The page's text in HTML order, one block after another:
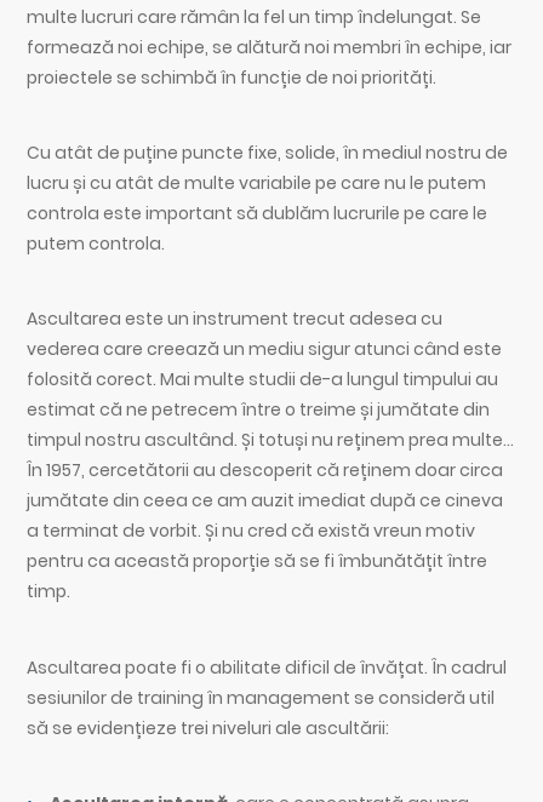
multe lucruri care rămân la fel un timp îndelungat. Se
formează noi echipe, se alătură noi membri în echipe, iar
proiectele se schimbă în funcție de noi priorități.
Cu atât de puține puncte fixe, solide, în mediul nostru de
lucru și cu atât de multe variabile pe care nu le putem
controla este important să dublăm lucrurile pe care le
putem controla.
Ascultarea este un instrument trecut adesea cu
vederea care creează un mediu sigur atunci când este
folosită corect. Mai multe studii de-a lungul timpului au
estimat că ne petrecem între o treime și jumătate din
timpul nostru ascultând. Și totuși nu reținem prea multe…
În 1957, cercetătorii au descoperit că reținem doar circa
jumătate din ceea ce am auzit imediat după ce cineva
a terminat de vorbit. Și nu cred că există vreun motiv
pentru ca această proporție să se fi îmbunătățit între
timp.
Ascultarea poate fi o abilitate dificil de învățat. În cadrul
sesiunilor de training în management se consideră util
să se evidențieze trei niveluri ale ascultării: